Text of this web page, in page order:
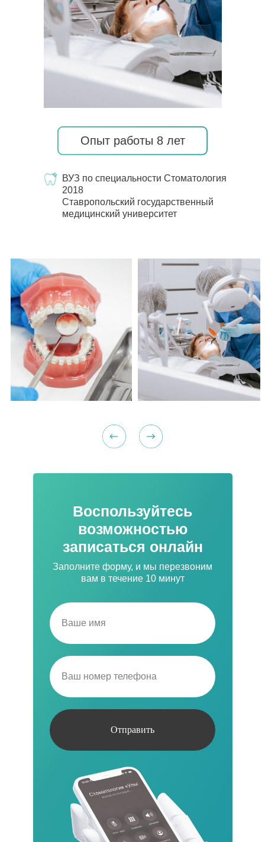
ВУЗ по специальности Стоматология
2018
Ставропольский государственный
медицинский университет
Опыт работы 8 лет
Воспользуйтесь
возможностью
записаться онлайн
Заполните форму, и мы перезвоним
вам в течение 10 минут
Отправить